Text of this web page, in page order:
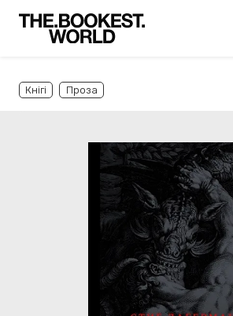
Кнігі Проза